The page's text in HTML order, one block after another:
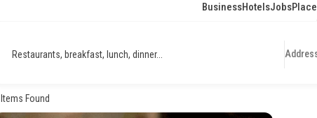
BusinessHotelsJobsPlace
Restaurants, breakfast, lunch, dinner...
Items Found